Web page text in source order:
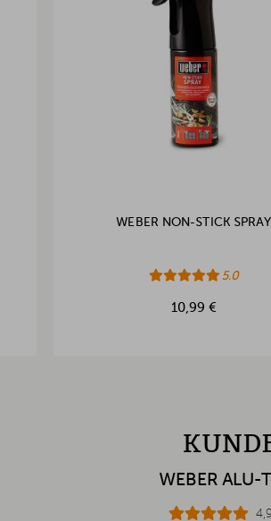
WEBER NON-STICK SPRAY
5.0
10,99 €
WEBER ALU-